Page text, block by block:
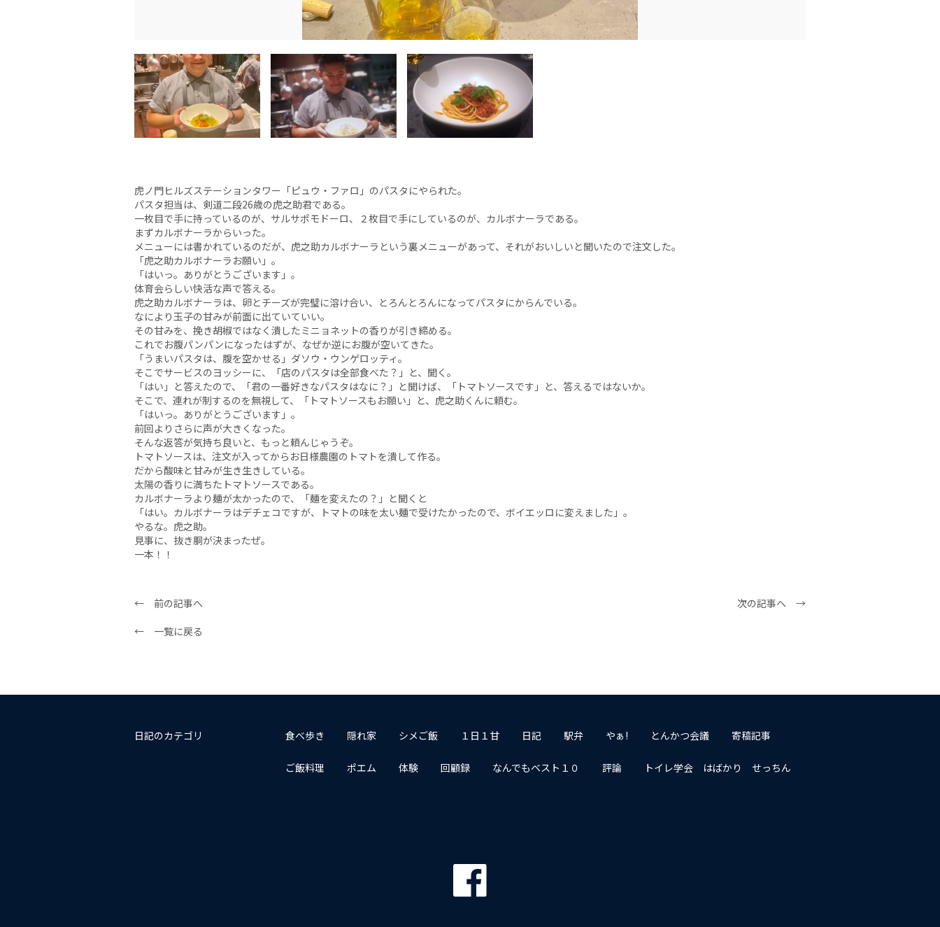
虎ノ門ヒルズステーションタワー「ピュウ・ファロ」のパスタにやられた。
パスタ担当は、剣道二段26歳の虎之助君である。
一枚目で手に持っているのが、サルサポモドーロ、２枚目で手にしているのが、カルボナーラである。
まずカルボナーラからいった。
メニューには書かれているのだが、虎之助カルボナーラという裏メニューがあって、それがおいしいと聞いたので注文した。
「虎之助カルボナーラお願い」。
「はいっ。ありがとうございます」。
体育会らしい快活な声で答える。
虎之助カルボナーラは、卵とチーズが完璧に溶け合い、とろんとろんになってパスタにからんでいる。
なにより玉子の甘みが前面に出ていていい。
その甘みを、挽き胡椒ではなく潰したミニョネットの香りが引き締める。
これでお腹パンパンになったはずが、なぜか逆にお腹が空いてきた。
「うまいパスタは、腹を空かせる」ダソウ・ウンゲロッティ。
そこでサービスのヨッシーに、「店のパスタは全部食べた？」と、聞く。
「はい」と答えたので、「君の一番好きなパスタはなに？」と聞けば、「トマトソースです」と、答えるではないか。
そこで、連れが制するのを無視して、「トマトソースもお願い」と、虎之助くんに頼む。
「はいっ。ありがとうございます」。
前回よりさらに声が大きくなった。
そんな返答が気持ち良いと、もっと頼んじゃうぞ。
トマトソースは、注文が入ってからお日様農園のトマトを潰して作る。
だから酸味と甘みが生き生きしている。
太陽の香りに満ちたトマトソースである。
カルボナーラより麺が太かったので、「麺を変えたの？」と聞くと
「はい。カルボナーラはデチェコですが、トマトの味を太い麺で受けたかったので、ボイエッロに変えました」。
やるな。虎之助。
見事に、抜き胴が決まったぜ。
一本！！
← 前の記事へ
次の記事へ →
← 一覧に戻る
日記のカテゴリ 食べ歩き 隠れ家 シメご飯 １日１甘 日記 駅弁 やぁ! とんかつ会議 寄稿記事
ご飯料理 ポエム 体験 回顧録 なんでもベスト１０ 評論 トイレ学会 はばかり せっちん